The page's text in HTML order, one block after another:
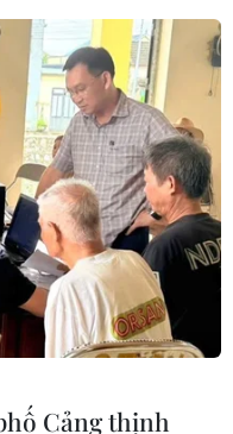
luật
Cảng thịnh